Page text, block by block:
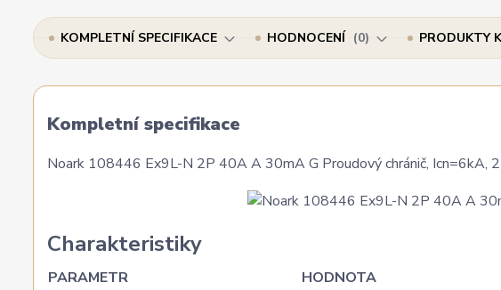
KOMPLETNÍ SPECIFIKACE HODNOCENÍ 0 PRODUKTY
Kompletní specifikace
Noark 108446 Ex9L-N 2P 40A A 30mA G Proudový chránič, Icn=6kA,
Charakteristiky
PARAMETR
HODNOTA